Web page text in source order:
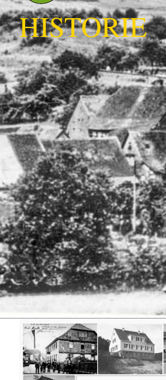
HISTORIE